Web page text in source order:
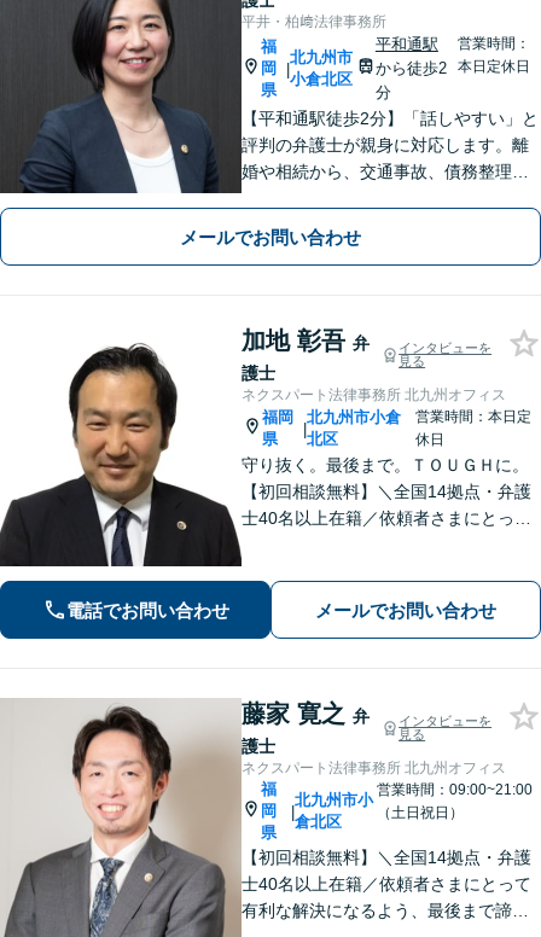
平井・柏﨑法律事務所
福
岡
県
|
北九州市
小倉北区
平和通駅
から徒歩2
分
営業時間：
本日定休日
【平和通駅徒歩2分】「話しやすい」と
評判の弁護士が親身に対応します。離
婚や相続から、交通事故、債務整理、
の母としての視点も活かし、不安に寄
り添った丁寧なご説明をお約束しま
メールでお問い合わせ
加地 彰吾 弁
護士
インタビューを
見る
ネクスパート法律事務所 北九州オフィス
福岡
県
|
北九州市小倉
北区
営業時間：本日定
休日
守り抜く。最後まで。ＴＯＵＧＨに。
【初回相談無料】＼全国14拠点・弁護
士40名以上在籍／依頼者さまにとって
題/相続/交通事故/刑事事件など、ご相
談ください【夜間・休日対応】
電話でお問い合わせ メールでお問い合わせ
藤家 寛之 弁
護士
インタビューを
見る
ネクスパート法律事務所 北九州オフィス
福
岡
県
|
北九州市小
倉北区
営業時間：09:00~21:00
（土日祝日）
【初回相談無料】＼全国14拠点・弁護
士40名以上在籍／依頼者さまにとって
有利な解決になるよう、最後まで諦め